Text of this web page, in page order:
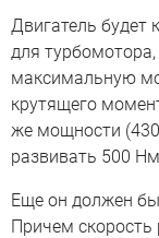
Двигатель будет
для
максимальную
крутящего
же мощности
развивать 500
Еще он должен
Причем скорость